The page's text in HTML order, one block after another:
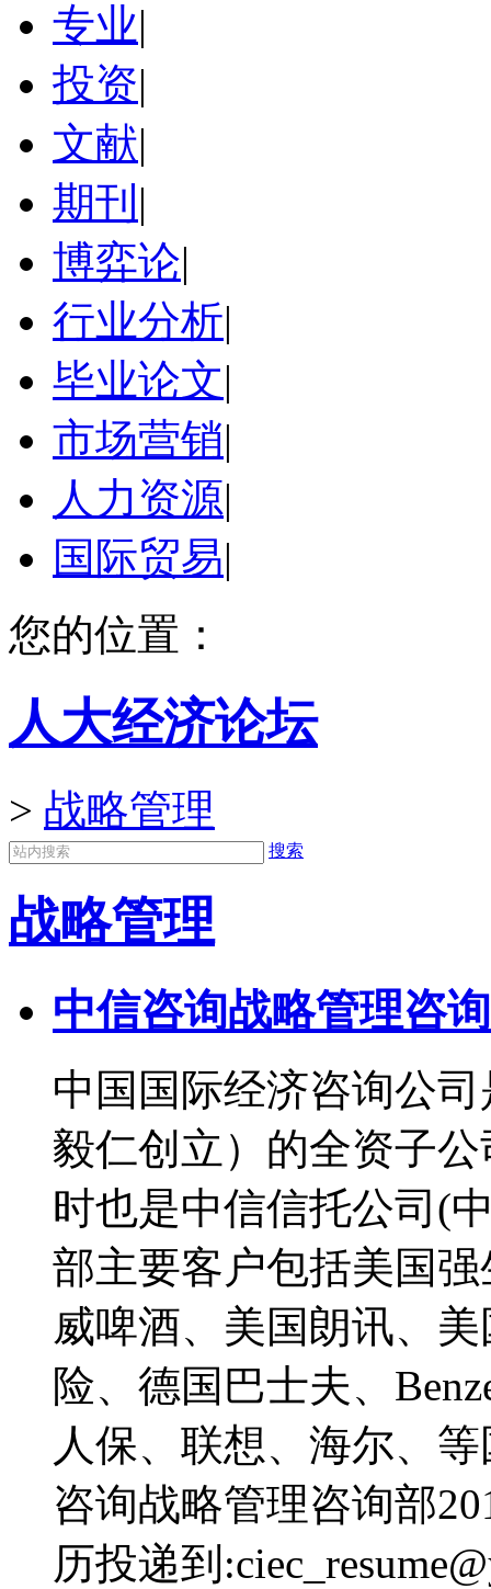
专业|
投资|
文献|
期刊 |
博弈论|
行业分析|
毕业论文|
市场营销|
人力资源|
国际贸易|
您的位置：
人大经济论坛
> 战略管理
搜索
战略管理
中信咨询战略管理咨
中国国际经济咨询公
毅仁创立）的全资子
时也是中信信托公司(
部主要客户包括美国
威啤酒、美国朗讯、
险、德国巴士夫、
人保、联想、海尔、
咨询战略管理咨询部
历投递到